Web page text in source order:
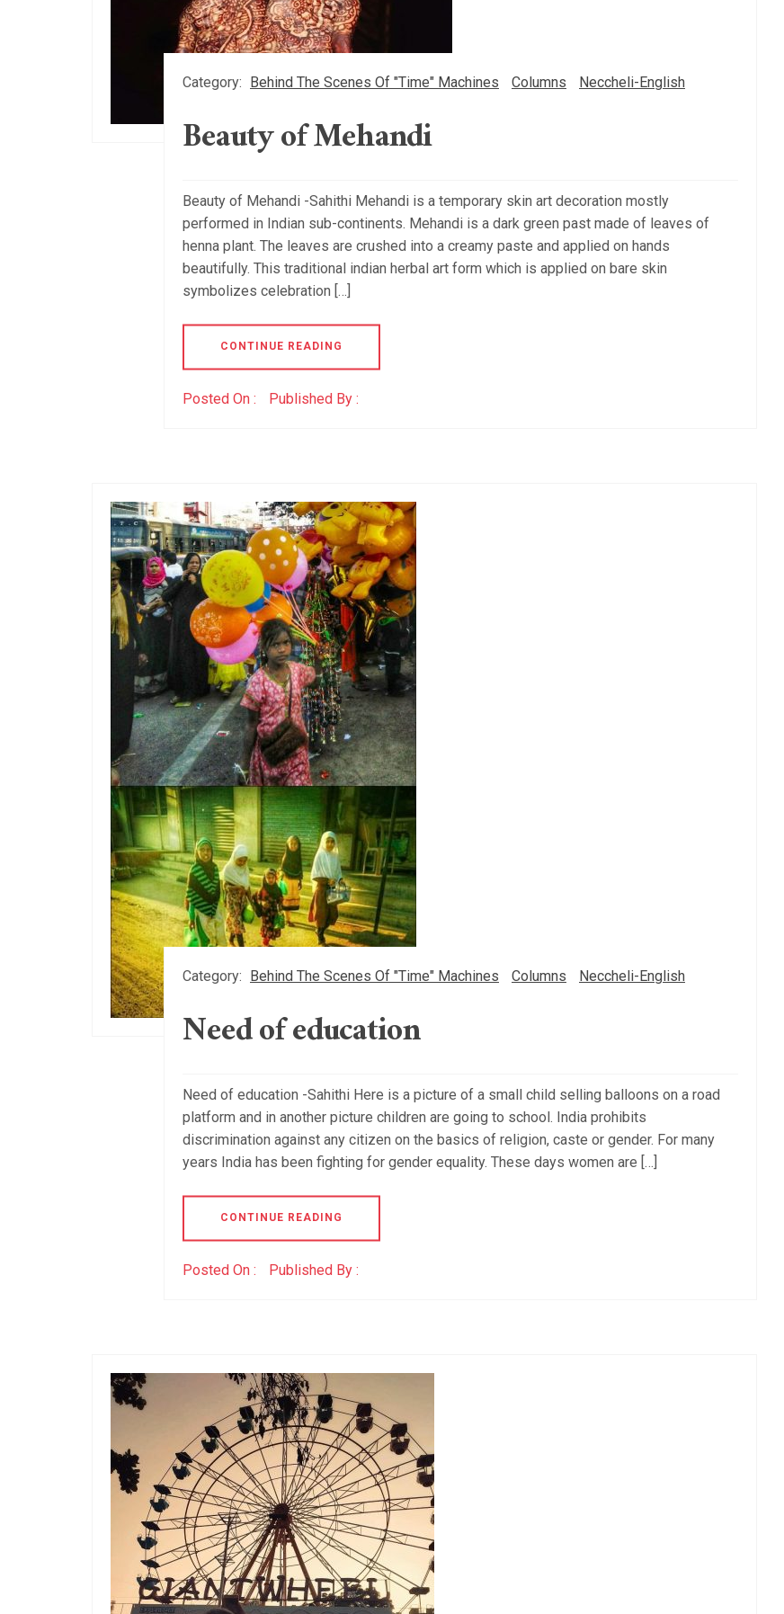
Category: Behind The Scenes Of "Time" Machines Columns Neccheli-English
Beauty of Mehandi
Beauty of Mehandi -Sahithi Mehandi is a temporary skin art decoration mostly
performed in Indian sub-continents. Mehandi is a dark green past made of leaves of
henna plant. The leaves are crushed into a creamy paste and applied on hands
beautifully. This traditional indian herbal art form which is applied on bare skin
symbolizes celebration […]
CONTINUE READING
Posted On : Published By :
Category: Behind The Scenes Of "Time" Machines Columns Neccheli-English
Need of education
Need of education -Sahithi Here is a picture of a small child selling balloons on a road
platform and in another picture children are going to school. India prohibits
discrimination against any citizen on the basics of religion, caste or gender. For many
years India has been fighting for gender equality. These days women are […]
CONTINUE READING
Posted On : Published By :